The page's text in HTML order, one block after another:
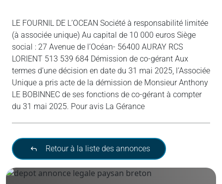
LE FOURNIL DE L’OCEAN Société à responsabilité limitée
(à associée unique) Au capital de 10 000 euros Siège
social : 27 Avenue de l’Océan- 56400 AURAY RCS
LORIENT 513 539 684 Démission de co-gérant Aux
termes d’une décision en date du 31 mai 2025, l’Associée
Unique a pris acte de la démission de Monsieur Anthony
LE BOBINNEC de ses fonctions de co-gérant à compter
du 31 mai 2025. Pour avis La Gérance
Retour à la liste des annonces